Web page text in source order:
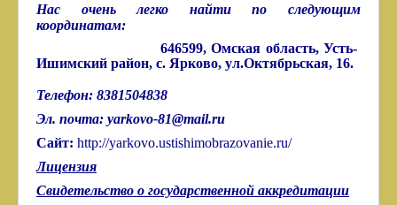
Нас очень легко найти по следующим
координатам:
646599, Омская область, Усть-
Ишимский район, с. Ярково, ул.Октябрьская, 16.
Телефон: 8381504838
Эл. почта: yarkovo-81@mail.ru
Сайт: http://yarkovo.ustishimobrazovanie.ru/
Лицензия
Свидетельство о государственной аккредитации